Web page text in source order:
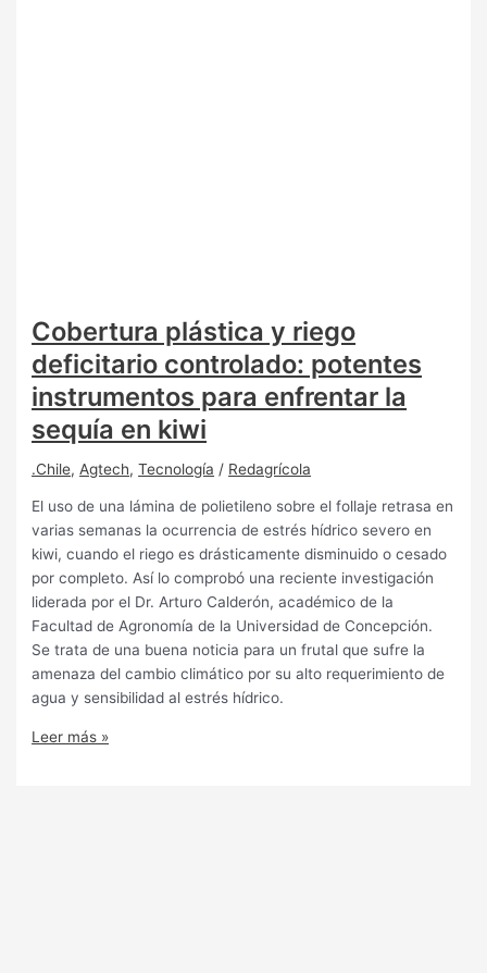
Cobertura plástica y riego
deficitario controlado: potentes
instrumentos para enfrentar la
sequía en kiwi
.Chile, Agtech,Tecnología / Redagrícola
El uso de una lámina de polietileno sobre el follaje retrasa en
varias semanas la ocurrencia de estrés hídrico severo en
kiwi, cuando el riego es drásticamente disminuido o cesado
por completo. Así lo comprobó una reciente investigación
liderada por el Dr. Arturo Calderón, académico de la
Facultad de Agronomía de la Universidad de Concepción.
Se trata de una buena noticia para un frutal que sufre la
amenaza del cambio climático por su alto requerimiento de
agua y sensibilidad al estrés hídrico.
Leer más »